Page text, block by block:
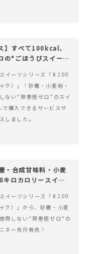
】すべて100kcal、
の“ごほうびスイー
イーツシリーズ「♯100
ク）」！砂糖・小麦粉・
ない“罪悪感ゼロ”のスイ
で購入できるサービスサ
しました。
・合成甘味料・小麦
ロカロリースイー
イーツシリーズ「♯100
ク）」から、砂糖・小麦
用しない“罪悪感ゼロ”の
ター先行発売！